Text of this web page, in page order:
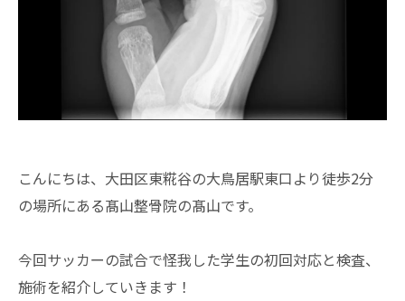
こんにちは、大田区東糀谷の大鳥居駅東口より徒歩2分
の場所にある髙山整骨院の髙山です。
今回サッカーの試合で怪我した学生の初回対応と検査、
施術を紹介していきます！